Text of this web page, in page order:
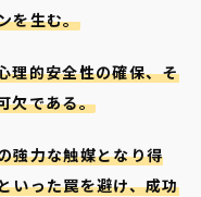
を生む。
理的安全性の確保、そ
欠である。
力な触媒となり得
いった罠を避け、成功